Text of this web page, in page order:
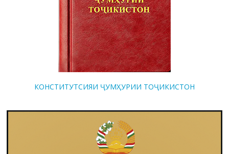
КОНСТИТУТСИЯИ ҶУМҲУРИИ ТОҶИКИСТОН